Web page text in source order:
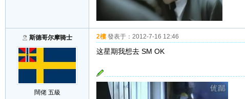
斯德哥尔摩骑士
闊佬 五級
2樓發表于： 2012-7-16 12:46
这星期我想去 SM OK